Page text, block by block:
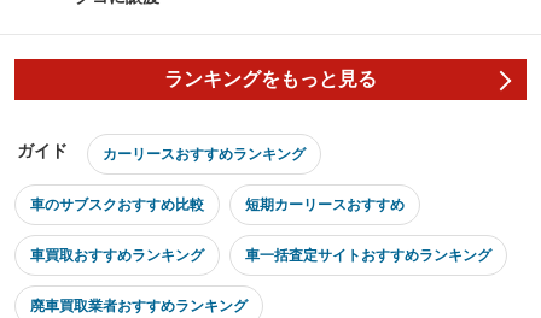
ランキングをもっと見る
ガイド カーリースおすすめランキング
車のサブスクおすすめ比較 短期カーリースおすすめ
車買取おすすめランキング 車一括査定サイトおすすめランキング
廃車買取業者おすすめランキング